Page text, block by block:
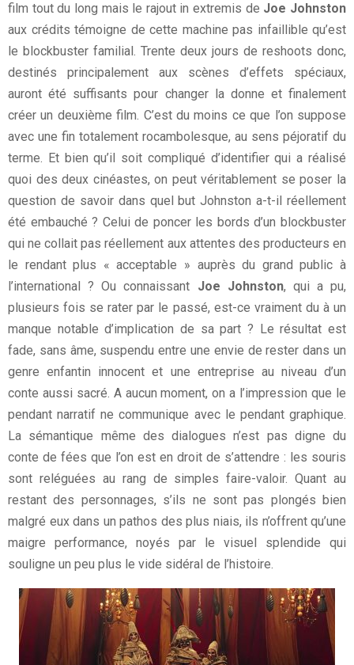
film tout du long mais le rajout in extremis de Joe Johnston
aux crédits témoigne de cette machine pas infaillible qu’est
le blockbuster familial. Trente deux jours de reshoots donc,
destinés principalement aux scènes d’effets spéciaux,
auront été suffisants pour changer la donne et finalement
créer un deuxième film. C’est du moins ce que l’on suppose
avec une fin totalement rocambolesque, au sens péjoratif du
terme. Et bien qu’il soit compliqué d’identifier qui a réalisé
quoi des deux cinéastes, on peut véritablement se poser la
question de savoir dans quel but Johnston a-t-il réellement
été embauché ? Celui de poncer les bords d’un blockbuster
qui ne collait pas réellement aux attentes des producteurs en
le rendant plus « acceptable » auprès du grand public à
l’international ? Ou connaissant Joe Johnston, qui a pu,
plusieurs fois se rater par le passé, est-ce vraiment du à un
manque notable d’implication de sa part ? Le résultat est
fade, sans âme, suspendu entre une envie de rester dans un
genre enfantin innocent et une entreprise au niveau d’un
conte aussi sacré. A aucun moment, on a l’impression que le
pendant narratif ne communique avec le pendant graphique.
La sémantique même des dialogues n’est pas digne du
conte de fées que l’on est en droit de s’attendre : les souris
sont reléguées au rang de simples faire-valoir. Quant au
restant des personnages, s’ils ne sont pas plongés bien
malgré eux dans un pathos des plus niais, ils n’offrent qu’une
maigre performance, noyés par le visuel splendide qui
souligne un peu plus le vide sidéral de l’histoire.